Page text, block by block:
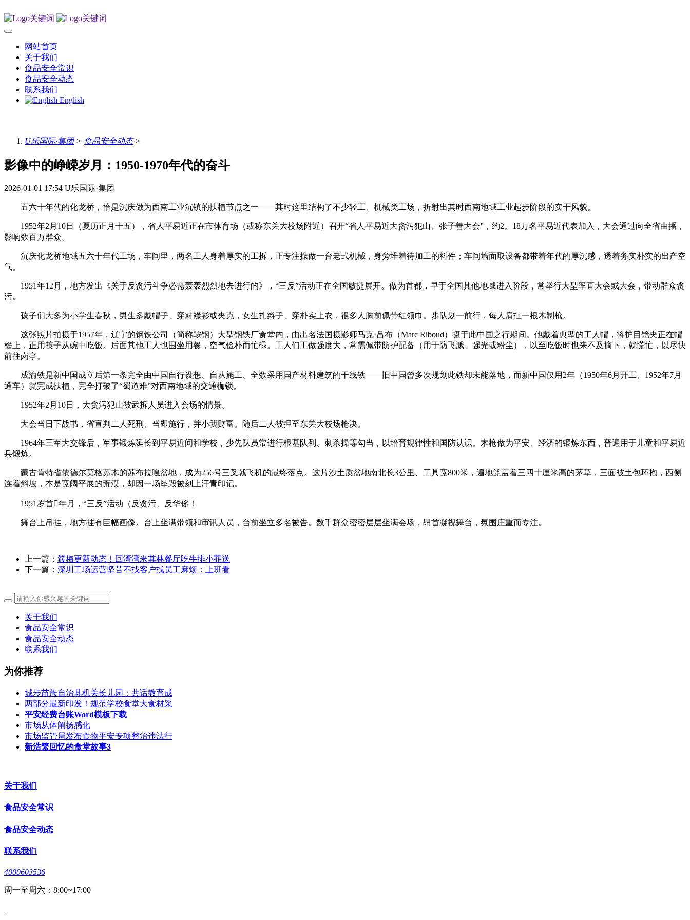
网站首页
关于我们
食品安全常识
食品安全动态
联系我们
English
U乐国际·集团> 食品安全动态>
影像中的峥嵘岁月：1950-1970年代的奋斗
2026-01-01 17:54 U乐国际·集团
五六十年代的化龙桥，恰是沉庆做为西南工业沉镇的扶植节点之一——其时这里结构了不少轻工、机械类工场，折射出其时西南地域工业起步阶段的实干风貌。
1952年2月10日（夏历正月十五），省人平易近正在市体育场（或称东关大校场附近）召开“省人平易近大贪污犯山、张子善大会”，约2。18万名平易近代表加入，大会通过向全省曲播，
影响数百万群众。
沉庆化龙桥地域五六十年代工场，车间里，两名工人身着厚实的工拆，正专注操做一台老式机械，身旁堆着待加工的料件；车间墙面取设备都带着年代的厚沉感，透着务实朴实的出产空
气。
1951年12月，地方发出《关于反贪污斗争必需轰轰烈烈地去进行的》，“三反”活动正在全国敏捷展开。做为首都，早于全国其他地域进入阶段，常举行大型率直大会或大会，带动群众贪
污。
孩子们大多为小学生春秋，男生多戴帽子、穿对襟衫或夹克，女生扎辫子、穿朴实上衣，很多人胸前佩带红领巾。步队划一前行，每人肩扛一根木制枪。
这张照片拍摄于1957年，辽宁的钢铁公司（简称鞍钢）大型钢铁厂食堂内，由出名法国摄影师马克·吕布（Marc Riboud）摄于此中国之行期间。他戴着典型的工人帽，将护目镜夹正在帽
檐上，正用筷子从碗中吃饭。后面其他工人也围坐用餐，空气俭朴而忙碌。工人们工做强度大，常需佩带防护配备（用于防飞溅、强光或粉尘），以至吃饭时也来不及摘下，就慌忙，以尽快
前往岗亭。
成渝铁是新中国成立后第一条完全由中国自行设想、自从施工、全数采用国产材料建筑的干线铁——旧中国曾多次规划此铁却未能落地，而新中国仅用2年（1950年6月开工、1952年7月
通车）就完成扶植，完全打破了“蜀道难”对西南地域的交通枷锁。
1952年2月10日，大贪污犯山被武拆人员进入会场的情景。
大会当日下战书，省宣判二人死刑、当即施行，并小我财富。随后二人被押至东关大校场枪决。
1964年三军大交锋后，军事锻炼延长到平易近间和学校，少先队员常进行根基队列、刺杀操等勾当，以培育规律性和国防认识。木枪做为平安、经济的锻炼东西，普遍用于儿童和平易近
兵锻炼。
蒙古肯特省依德尔莫格苏木的苏布拉嘎盆地，成为256号三叉戟飞机的最终落点。这片沙土质盆地南北长3公里、工具宽800米，遍地笼盖着三四十厘米高的茅草，三面被土包环抱，西侧
连着斜坡，本是宽阔平展的荒漠，却因一场坠毁被刻上汗青印记。
1951岁首年月，“三反”活动（反贪污、反华侈！
舞台上吊挂，地方挂有巨幅画像。台上坐满带领和审讯人员，台前坐立多名被告。数千群众密密层层坐满会场，昂首凝视舞台，氛围庄重而专注。
上一篇： 筱梅更新动态！回湾湾米其林餐厅吃牛排小菲送
下一篇： 深圳工场运营坚苦不找客户找员工麻烦：上班看
关于我们
食品安全常识
食品安全动态
联系我们
为你推荐
城步苗族自治县机关长儿园：共话教育成
两部分最新印发！规范学校食堂大食材采
平安经费台账Word模板下载
市场从体阐扬感化
市场监管局发布食物平安专项整治违法行
新浩繁回忆的食堂故事3
关于我们
食品安全常识
食品安全动态
联系我们
4000603536
周一至周六：8:00~17:00